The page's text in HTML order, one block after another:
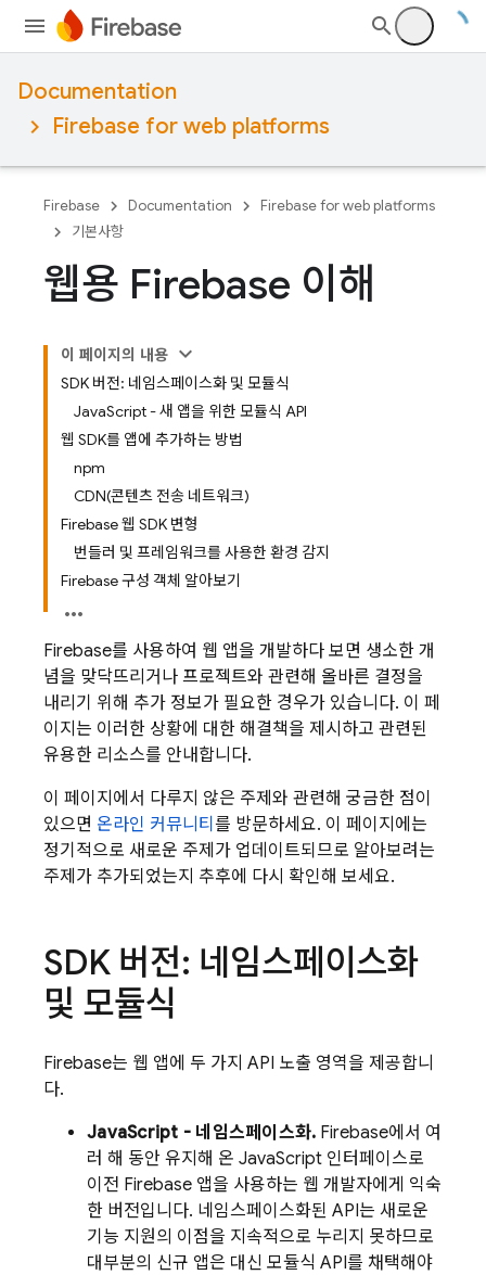
Documentation
Firebase for web platforms
Firebase Documentation
Firebase for web platforms
기본사항
웹용 Firebase 이해
이 페이지의 내용
SDK 버전: 네임스페이스화 및 모듈식
JavaScript - 새 앱을 위한 모듈식 API
웹 SDK를 앱에 추가하는 방법
npm
CDN(콘텐츠 전송 네트워크)
Firebase 웹 SDK 변형
번들러 및 프레임워크를 사용한 환경 감지
Firebase 구성 객체 알아보기
Firebase를 사용하여 웹 앱을 개발하다 보면 생소한 개
념을 맞닥뜨리거나 프로젝트와 관련해 올바른 결정을
내리기 위해 추가 정보가 필요한 경우가 있습니다. 이 페
이지는 이러한 상황에 대한 해결책을 제시하고 관련된
유용한 리소스를 안내합니다.
이 페이지에서 다루지 않은 주제와 관련해 궁금한 점이
있으면 온라인 커뮤니티 를 방문하세요. 이 페이지에는
정기적으로 새로운 주제가 업데이트되므로 알아보려는
주제가 추가되었는지 추후에 다시 확인해 보세요.
SDK 버전: 네임스페이스화
및 모듈식
Firebase는 웹 앱에 두 가지 API 노출 영역을 제공합니
다.
JavaScript - 네임스페이스화. Firebase에서 여
러 해 동안 유지해 온 JavaScript 인터페이스로
이전 Firebase 앱을 사용하는 웹 개발자에게 익숙
한 버전입니다. 네임스페이스화된 API는 새로운
기능 지원의 이점을 지속적으로 누리지 못하므로
대부분의 신규 앱은 대신 모듈식 API를 채택해야